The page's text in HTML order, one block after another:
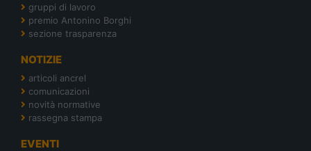
gruppi di lavoro
premio Antonino Borghi
sezione trasparenza
NOTIZIE
articoli ancrel
comunicazioni
novità normative
rassegna stampa
EVENTI